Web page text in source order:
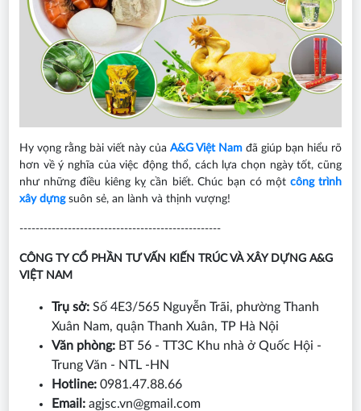
Hy vọng rằng bài viết này của A&G Việt Nam đã giúp bạn hiểu rõ
hơn về ý nghĩa của việc động thổ, cách lựa chọn ngày tốt, cũng
như những điều kiêng kỵ cần biết. Chúc bạn có mộtcông trình
xây dựngsuôn sẻ, an lành và thịnh vượng!
--------------------------------------------------
CÔNG TY CỔ PHẦN TƯ VẤN KIẾN TRÚC VÀ XÂY DỰNG A&G
VIỆT NAM
Trụ sở:Số 4E3/565 Nguyễn Trãi, phường Thanh
Xuân Nam, quận Thanh Xuân, TP Hà Nội
Văn phòng:BT 56 - TT3C Khu nhà ở Quốc Hội -
Trung Văn - NTL -HN
Hotline:0981.47.88.66
Email: agjsc.vn@gmail.com